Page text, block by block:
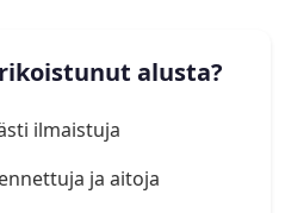
alusta?
ilmaistuja
ja aitoja